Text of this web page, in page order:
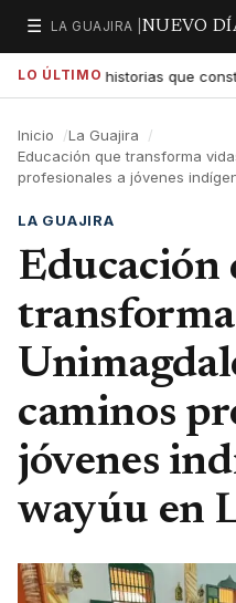
☰
Secciones
LA GUAJIRA | NUEVO
LO ÚLTIMO
las historias que
Inicio
La Guajira
Educación que transforma
profesionales a jóvenes
LA GUAJIRA
Educación
caminos
jóvenes
wayúu en